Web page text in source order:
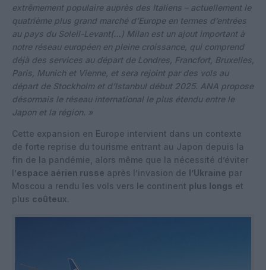
extrêmement populaire auprès des Italiens – actuellement le
quatrième plus grand marché d’Europe en termes d’entrées
au pays du Soleil-Levant(…) Milan est un ajout important à
notre réseau européen en pleine croissance, qui comprend
déjà des services au départ de Londres, Francfort, Bruxelles,
Paris, Munich et Vienne, et sera rejoint par des vols au
départ de Stockholm et d’Istanbul début 2025. ANA propose
désormais le réseau international le plus étendu entre le
Japon et la région. »
Cette expansion en Europe intervient dans un contexte
de forte reprise du tourisme entrant au Japon depuis la
fin de la pandémie, alors même que la nécessité d’éviter
l’espace aérien russe après l’invasion de l’Ukraine par
Moscou a rendu les vols vers le continent plus longs et
plus coûteux.